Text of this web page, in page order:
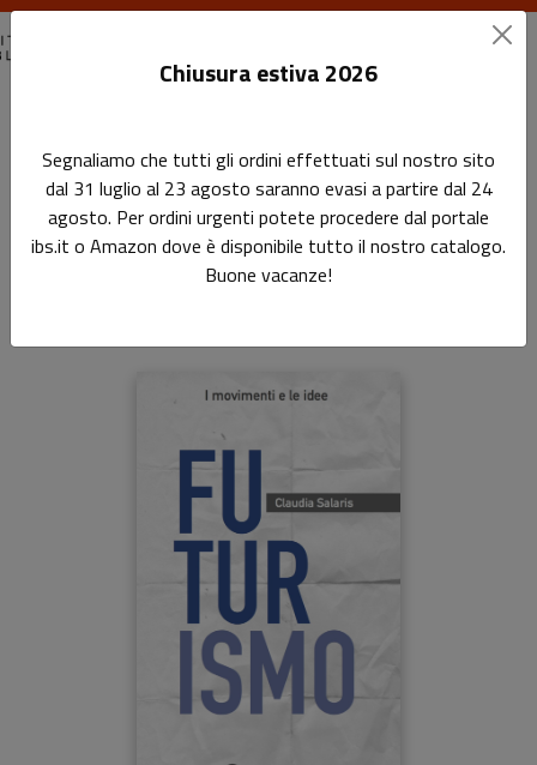
Futurismo
Sottotitolo non presente
Chiusura estiva 2026
Segnaliamo che tutti gli ordini effettuati sul nostro sito
dal 31 luglio al 23 agosto saranno evasi a partire dal 24
agosto. Per ordini urgenti potete procedere dal portale
ibs.it o Amazon dove è disponibile tutto il nostro catalogo.
Buone vacanze!